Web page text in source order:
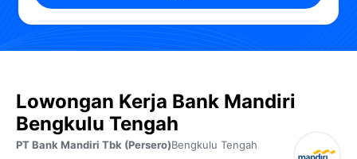
Lowongan Kerja Bank Mandiri
Bengkulu Tengah
PT Bank Mandiri Tbk (Persero)Bengkulu Tengah